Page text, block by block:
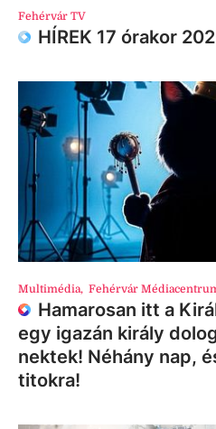
Fehérvár TV
HÍREK 17 órakor
Multimédia, Fehérvár
Hamarosan itt a
egy igazán király
nektek! Néhány nap,
titokra!